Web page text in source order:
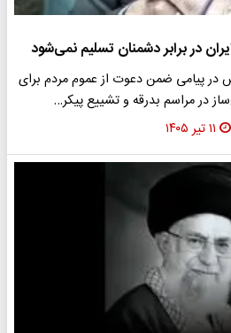
در برابر دشمنان تسلیم نمی‌شود
در پیامی ضمن دعوت از عموم مردم برای
در مراسم بدرقه و تشییع پیکر…
۱۱ تیر ۱۴۰۵